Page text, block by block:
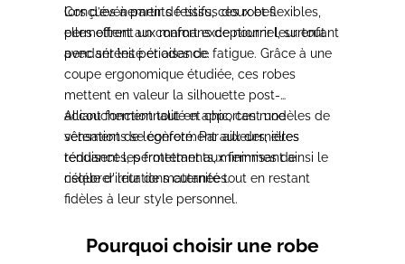
lors d’événements festifs, ces robes
permettent aux mamans de nourrir leur enfant
avec sérénité et aisance.
Conçues à partir de tissus doux et flexibles,
elles offrent un confort exceptionnel, surtout
pendant les périodes de fatigue. Grâce à une
coupe ergonomique étudiée, ces robes
mettent en valeur la silhouette post-
accouchement tout en apportant une
sensation de légèreté. Par ailleurs, elles
réduisent les frottements, minimisant ainsi le
risque d'irritations cutanées.
Alliant fonctionnalité et chic, ces modèles de
vêtements se conforment aux dernières
tendances,permettant aux femmes de
célébrer leur de maternité tout en restant
fidèles à leur style personnel .
Pourquoi choisir une robe